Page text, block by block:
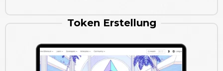
Token Erstellung